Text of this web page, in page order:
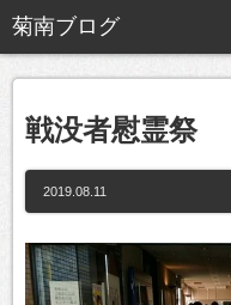
戦没者慰霊祭
2019.08.11